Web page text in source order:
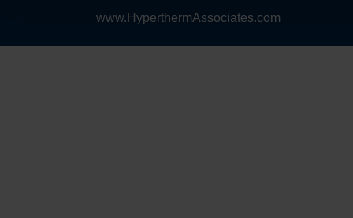
www.HyperthermAssociates.com